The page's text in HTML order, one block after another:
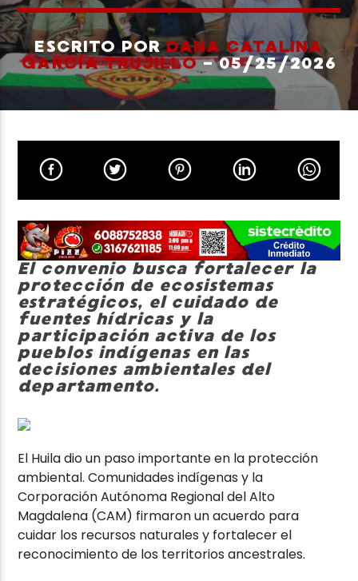
TÍTULO
ARTISTA
Neiva Estereo
ESCRITO PORDANA CATALINA
GARCÍA TRUJILLO- 05/25/2026
El convenio busca fortalecer la
protección de ecosistemas
estratégicos, el cuidado de
fuentes hídricas y la
participación activa de los
pueblos indígenas en las
decisiones ambientales del
departamento.
El Huila dio un paso importante en la protección
ambiental. Comunidades indígenas y la
Corporación Autónoma Regional del Alto
Magdalena (CAM) firmaron un acuerdo para
cuidar los recursos naturales y fortalecer el
reconocimiento de los territorios ancestrales.